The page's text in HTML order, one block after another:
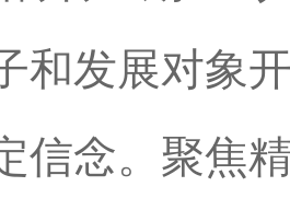
和发展对象
信念。聚焦